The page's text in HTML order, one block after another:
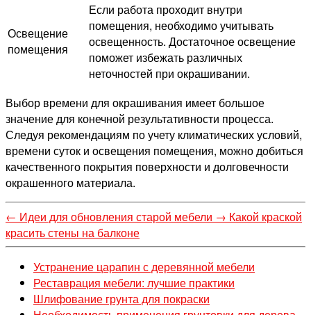
Освещение
помещения
Если работа проходит внутри
помещения, необходимо учитывать
освещенность. Достаточное освещение
поможет избежать различных
неточностей при окрашивании.
Выбор времени для окрашивания имеет большое
значение для конечной результативности процесса.
Следуя рекомендациям по учету климатических условий,
времени суток и освещения помещения, можно добиться
качественного покрытия поверхности и долговечности
окрашенного материала.
← Идеи для обновления старой мебели → Какой краской
красить стены на балконе
Устранение царапин с деревянной мебели
Реставрация мебели: лучшие практики
Шлифование грунта для покраски